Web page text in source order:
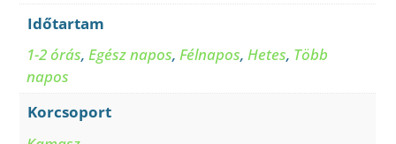
Időtartam
1-2 órás,Egész napos,Félnapos,Hetes, Több
napos
Korcsoport